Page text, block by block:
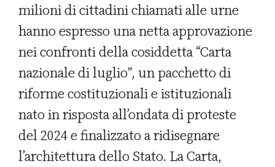
milioni di cittadini chiamati alle urne
hanno espresso una netta approvazione
nei confronti della cosiddetta “Carta
nazionale di luglio”, un pacchetto di
riforme costituzionali e istituzionali
nato in risposta all’ondata di proteste
del 2024 e finalizzato a ridisegnare
l’architettura dello Stato. La Carta,